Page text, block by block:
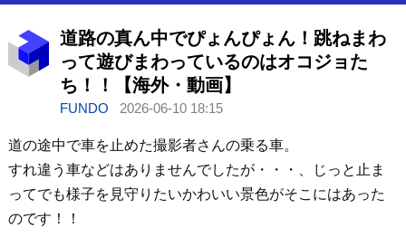
道路の真ん中でぴょんぴょん！跳ねまわ
って遊びまわっているのはオコジョた
ち！！【海外・動画】
FUNDO 2026-06-10 18:15
道の途中で車を止めた撮影者さんの乗る車。
すれ違う車などはありませんでしたが・・・、じっと止ま
ってでも様子を見守りたいかわいい景色がそこにはあった
のです！！